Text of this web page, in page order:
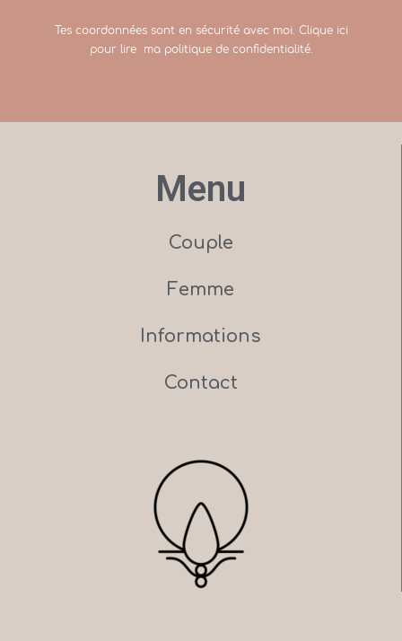
Tes coordonnées sont en sécurité avec moi. Clique ici
pour lire ma politique de confidentialité.
Menu
Couple
Femme
Informations
Contact